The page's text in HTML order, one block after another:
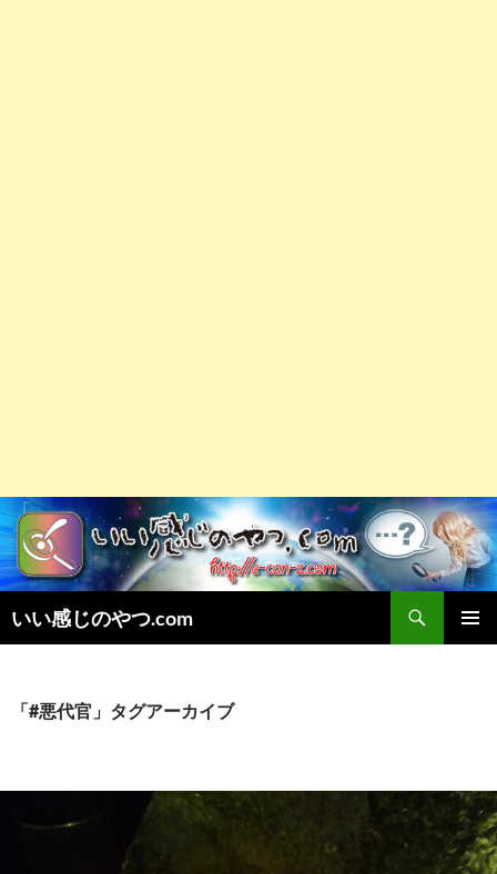
いい感じのやつ.com
索
ン「#悪代官」タグアーカイブ